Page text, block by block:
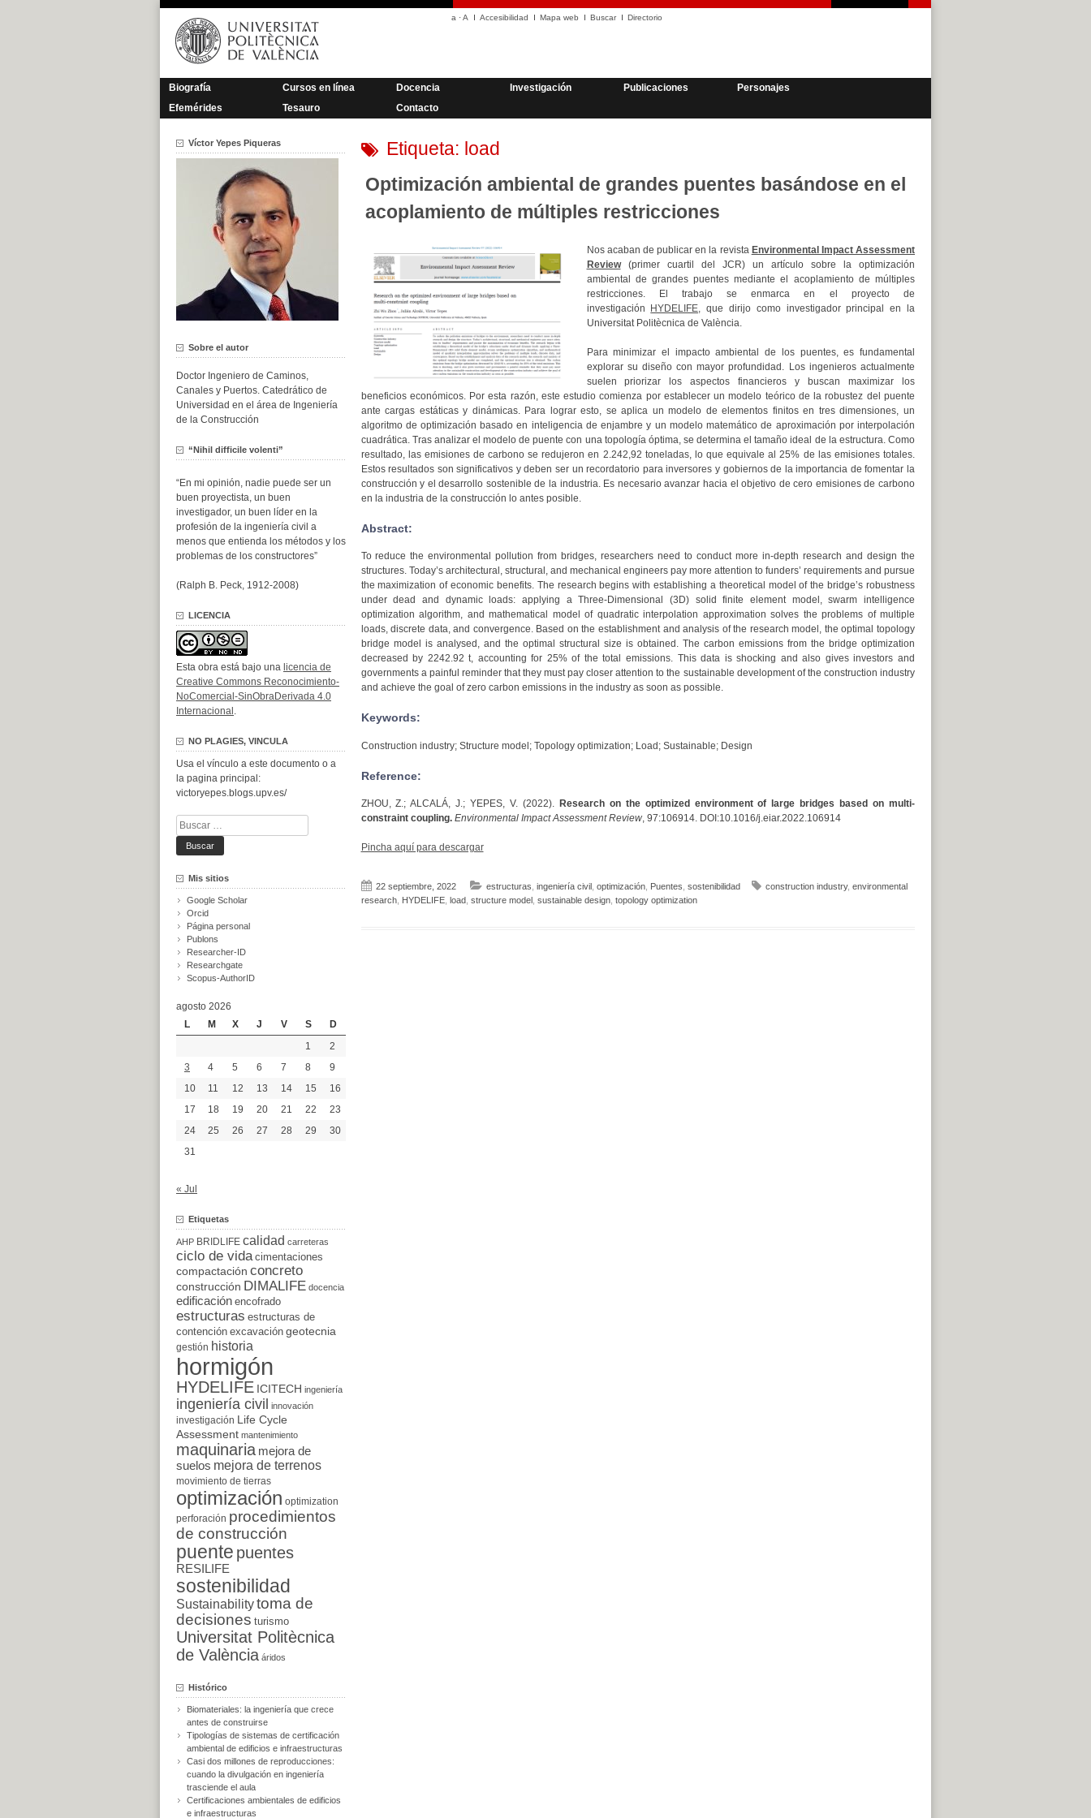
Saltar
contenido
a ·A Accesibilidad Mapa web Buscar Directorio
Biografía Cursos en línea Docencia Investigación Publicaciones
Personajes
Efemérides
Tesauro Contacto
Etiqueta: load
Optimización ambiental de grandes puentes basándose en el
acoplamiento de múltiples restricciones
Nos acaban de publicar en la revista Environmental Impact Assessment
Review(primer cuartil del JCR) un artículo sobre la optimización
ambiental de grandes puentes mediante el acoplamiento de múltiples
restricciones. El trabajo se enmarca en el proyecto de
investigación
HYDELIFE, que dirijo como investigador principal en la
Universitat Politècnica de València.
Para minimizar el impacto ambiental de los puentes, es fundamental
explorar su diseño con mayor profundidad. Los ingenieros actualmente
suelen priorizar los aspectos financieros y buscan maximizar los
beneficios económicos. Por esta razón, este estudio comienza por establecer un modelo teórico de la robustez del puente
ante cargas estáticas y dinámicas. Para lograr esto, se aplica un modelo de elementos finitos en tres dimensiones, un
algoritmo de optimización basado en inteligencia de enjambre y un modelo matemático de aproximación por interpolación
cuadrática. Tras analizar el modelo de puente con una topología óptima, se determina el tamaño ideal de la estructura. Como
resultado, las emisiones de carbono se redujeron en 2.242,92 toneladas, lo que equivale al 25% de las emisiones totales.
Estos resultados son significativos y deben ser un recordatorio para inversores y gobiernos de la importancia de fomentar la
construcción y el desarrollo sostenible de la industria. Es necesario avanzar hacia el objetivo de cero emisiones de carbono
en la industria de la construcción lo antes posible.
Abstract:
To reduce the environmental pollution from bridges, researchers need to conduct more in-depth research and design the
structures. Today’s architectural, structural, and mechanical engineers pay more attention to funders’ requirements and pursue
the maximization of economic benefits. The research begins with establishing a theoretical model of the bridge’s robustness
under dead and dynamic loads: applying a Three-Dimensional (3D) solid finite element model, swarm intelligence
optimization algorithm, and mathematical model of quadratic interpolation approximation solves the problems of multiple
loads, discrete data, and convergence. Based on the establishment and analysis of the research model, the optimal topology
bridge model is analysed, and the optimal structural size is obtained. The carbon emissions from the bridge optimization
decreased by 2242.92 t, accounting for 25% of the total emissions. This data is shocking and also gives investors and
governments a painful reminder that they must pay closer attention to the sustainable development of the construction industry
and achieve the goal of zero carbon emissions in the industry as soon as possible.
Keywords:
Construction industry; Structure model; Topology optimization; Load; Sustainable; Design
Reference:
ZHOU, Z.; ALCALÁ, J.; YEPES, V. (2022). Research on the optimized environment of large bridges based on multi-
constraint coupling. Environmental Impact Assessment Review, 97:106914. DOI:10.1016/j.eiar.2022.106914
Pincha aquí para descargar
22 septiembre, 2022 estructuras ingeniería civil, optimización, Puentes sostenibilidad construction industry, environmental
research, HYDELIFE, load, structure model, sustainable design, topology optimization
Víctor Yepes Piqueras
Sobre el autor
Doctor Ingeniero de Caminos,
Canales y Puertos. Catedrático de
Universidad en el área de Ingeniería
de la Construcción
“Nihil difficile volenti”
“En mi opinión, nadie puede ser un
buen proyectista, un buen
investigador, un buen líder en la
profesión de la ingeniería civil a
menos que entienda los métodos y los
problemas de los constructores”
(Ralph B. Peck, 1912-2008)
LICENCIA
Esta obra está bajo una licencia de
Creative Commons Reconocimiento-
NoComercial-SinObraDerivada 4.0
Internacional .
NO PLAGIES, VINCULA
Usa el vínculo a este documento o a
la pagina principal:
victoryepes.blogs.upv.es/
Buscar:
Mis sitios
Google Scholar
Orcid
Página personal
Publons
Researcher-ID
Researchgate
Scopus-AuthorID
agosto 2026
L
M X J V S
D
1
2
3
4 5 6 7 8
9
10
11 12 13 14 15
16
17
18 19 20 21 22
23
24
25 26 27 28 29
30
31
« Jul
Etiquetas
AHP BRIDLIFE calidad carreteras
ciclo de vida cimentaciones
compactación concreto
construcción DIMALIFE docencia
edificación encofrado
estructuras estructuras de
contención excavación geotecnia
gestión historia
hormigón
HYDELIFE ICITECH ingeniería
ingeniería civil innovación
investigación
Life Cycle
Assessment mantenimiento
maquinaria mejora de
suelos mejora de terrenos
movimiento de tierras
optimización optimization
perforación procedimientos
de construcción
puente puentes
RESILIFE
sostenibilidad
Sustainabilitytoma de
decisiones turismo
Universitat Politècnica
de València áridos
Histórico
Biomateriales: la ingeniería que crece
antes de construirse
Tipologías de sistemas de certificación
ambiental de edificios e infraestructuras
Casi dos millones de reproducciones:
cuando la divulgación en ingeniería
trasciende el aula
Certificaciones ambientales de edificios
e infraestructuras